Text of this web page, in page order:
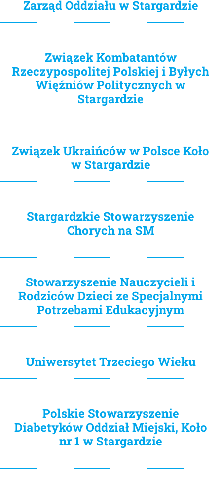
Zarząd Oddziału w Stargardzie
Związek Kombatantów
Rzeczypospolitej Polskiej i Byłych
Więźniów Politycznych w
Stargardzie
Związek Ukraińców w Polsce Koło
w Stargardzie
Stargardzkie Stowarzyszenie
Chorych na SM
Stowarzyszenie Nauczycieli i
Rodziców Dzieci ze Specjalnymi
Potrzebami Edukacyjnym
Uniwersytet Trzeciego Wieku
Polskie Stowarzyszenie
Diabetyków Oddział Miejski, Koło
nr 1 w Stargardzie